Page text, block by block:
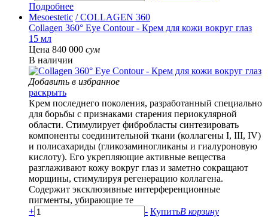
Подробнее
Mesoestetic / COLLAGEN 360
Collagen 360° Eye Contour - Крем для кожи вокруг глаз
15 мл
Цена 840 000 сум
В наличии
Добавить в избранное
раскрыть
Крем последнего поколения, разработанный специально
для борьбы с признаками старения периокулярной
области. Стимулирует фибробласты синтезировать
компоненты соединительной ткани (коллагены I, III, IV)
и полисахариды (гликозаминогликаны и гиалуроновую
кислоту). Его укрепляющие активные вещества
разглаживают кожу вокруг глаз и заметно сокращают
морщины, стимулируя регенерацию коллагена.
Содержит эксклюзивные интерференционные
пигменты, убирающие те
+
- КупитьВ корзину